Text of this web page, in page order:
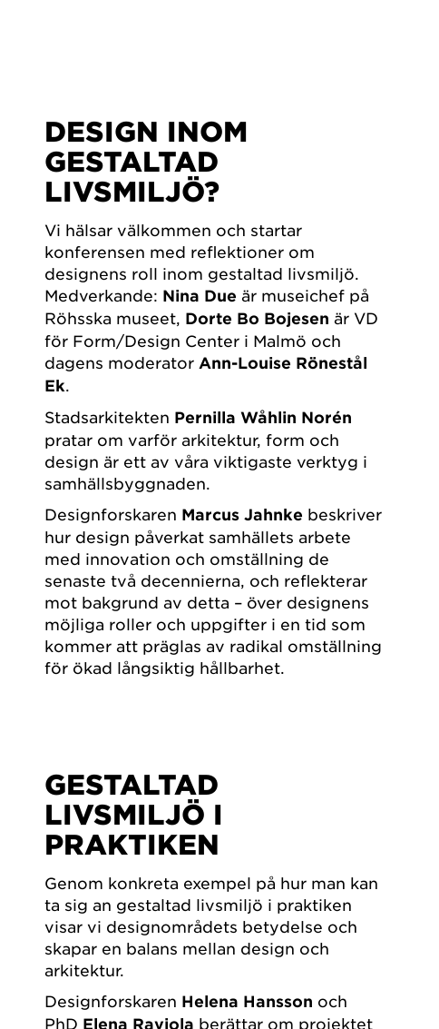
DESIGN INOM
GESTALTAD
LIVSMILJÖ?
Vi hälsar välkommen och startar
konferensen med reflektioner om
designens roll inom gestaltad livsmiljö.
Medverkande: Nina Due är museichef på
Röhsska museet, Dorte Bo Bojesen är VD
för Form/Design Center i Malmö och
dagens moderator Ann-Louise Rönestål
Ek.
Stadsarkitekten Pernilla Wåhlin Norén
pratar om varför arkitektur, form och
design är ett av våra viktigaste verktyg i
samhällsbyggnaden.
Designforskaren Marcus Jahnke beskriver
hur design påverkat samhällets arbete
med innovation och omställning de
senaste två decennierna, och reflekterar
mot bakgrund av detta – över designens
möjliga roller och uppgifter i en tid som
kommer att präglas av radikal omställning
för ökad långsiktig hållbarhet.
GESTALTAD
LIVSMILJÖ I
PRAKTIKEN
Genom konkreta exempel på hur man kan
ta sig an gestaltad livsmiljö i praktiken
visar vi designområdets betydelse och
skapar en balans mellan design och
arkitektur.
Designforskaren Helena Hansson och
PhD Elena Raviola berättar om projektet